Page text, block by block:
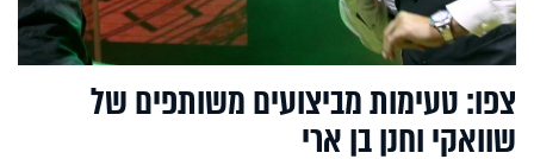
צפו: טעימות מביצועים משותפים של
שוואקי וחנן בן ארי